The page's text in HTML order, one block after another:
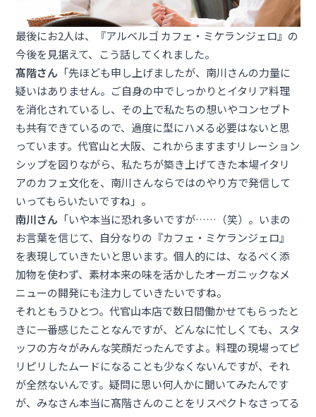
最後にお2人は、『アルベルゴ カフェ・ミケランジェロ』の
今後を見据えて、こう話してくれました。
髙階さん 「先ほども申し上げましたが、南川さんの力量に
疑いはありません。ご自身の中でしっかりとイタリア料理
を消化されているし、その上で私たちの想いやコンセプト
も共有できているので、過度に型にハメる必要はないと思
っています。代官山と大阪、これからますますリレーション
シップを図りながら、私たちが築き上げてきた本場イタリ
アのカフェ文化を、南川さんならではのやり方で発信して
いってもらいたいですね」。
南川さん 「いや本当に恐れ多いですが……（笑）。いまの
お言葉を信じて、自分なりの『カフェ・ミケランジェロ』
を表現していきたいと思います。個人的には、なるべく添
加物を使わず、素材本来の味を活かしたオーガニックなメ
ニューの開発にも注力していきたいですね。
それともうひとつ。代官山本店で数日間働かせてもらったと
きに一番感じたことなんですが、どんなに忙しくても、スタ
ッフの方々がみんな笑顔だったんですよ。料理の現場ってピ
リピリしたムードになることも少なくないんですが、それ
が全然ないんです。疑問に思い何人かに聞いてみたんです
が、みなさん本当に髙階さんのことをリスペクトなさってる